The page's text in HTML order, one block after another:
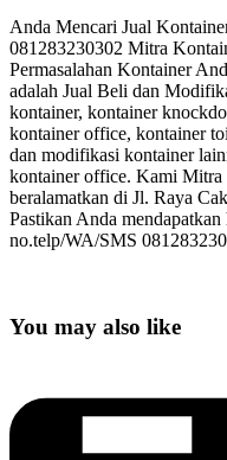
Anda Mencari Jual
081283230302 Mitra
Permasalahan Kontainer
adalah Jual Beli dan
kontainer, kontainer
kontainer office, kontainer
dan modifikasi kontainer
kontainer office. Kami Mitra
beralamatkan di Jl. Raya
Pastikan Anda
no.telp/WA/SMS
You may also like